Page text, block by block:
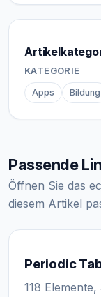
KATEGORIE
Apps Bildung
Passende
Öffnen Sie das
diesem Artikel
Periodic
118